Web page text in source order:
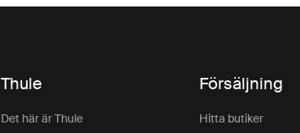
Thule
Det här är Thule
Försäljning
Hitta butiker